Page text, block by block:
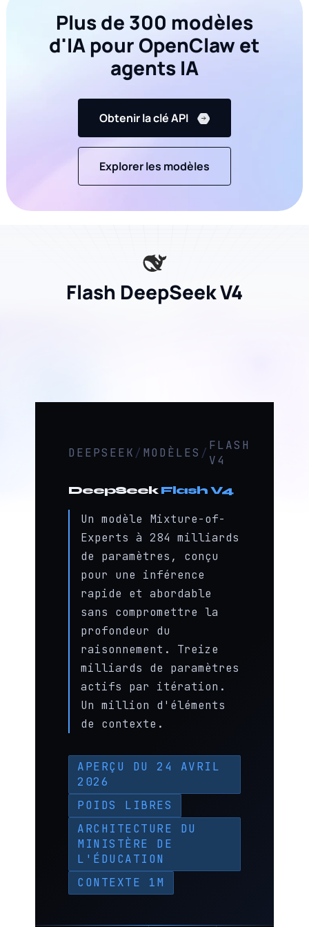
Plus de 300 modèles
d'IA pour OpenClaw et
agents IA
Obtenir la clé API
Explorer les modèles
Flash DeepSeek V4
DEEPSEEK / MODÈLES /
FLASH
V4
DeepSeek Flash V4
Un modèle Mixture-of-
Experts à 284 milliards
de paramètres, conçu
pour une inférence
rapide et abordable
sans compromettre la
profondeur du
raisonnement. Treize
milliards de paramètres
actifs par itération.
Un million d'éléments
de contexte.
APERÇU DU 24 AVRIL
2026
POIDS LIBRES
ARCHITECTURE DU
MINISTÈRE DE
L'ÉDUCATION
CONTEXTE 1M